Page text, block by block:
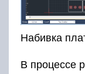
Набивка
В процессе